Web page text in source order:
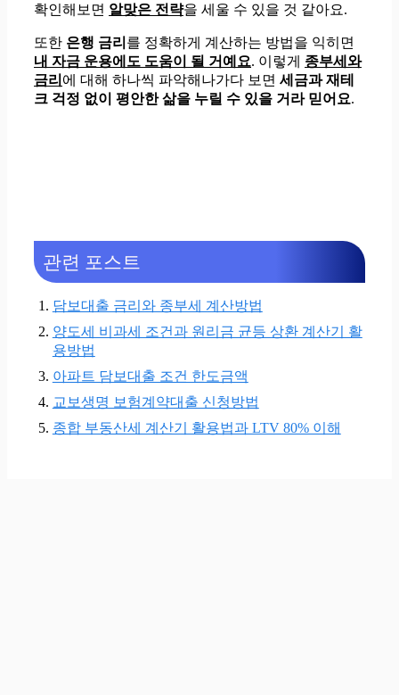
확인해보면 알맞은 전략을 세울 수 있을 것 같아요.
또한 은행 금리 를 정확하게 계산하는 방법을 익히면
내 자금 운용에도 도움이 될 거예요. 이렇게 종부세와
금리 에 대해 하나씩 파악해나가다 보면 세금과 재테
크 걱정 없이 평안한 삶을 누릴 수 있을 거라 믿어요.
관련 포스트
담보대출 금리와 종부세 계산방법
양도세 비과세 조건과 원리금 균등 상환 계산기 활
용방법
아파트 담보대출 조건 한도금액
교보생명 보험계약대출 신청방법
종합 부동산세 계산기 활용법과 LTV 80% 이해